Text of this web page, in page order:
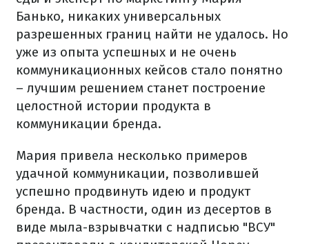
Банько, никаких универсальных
разрешенных границ найти не удалось. Но
уже из опыта успешных и не очень
коммуникационных кейсов стало понятно
– лучшим решением станет построение
целостной истории продукта в
коммуникации бренда.
Мария привела несколько примеров
удачной коммуникации, позволившей
успешно продвинуть идею и продукт
бренда. В частности, один из десертов в
виде мыла-взрывчатки с надписью "ВСУ"